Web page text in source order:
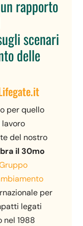
rapporto
scenari
delle
per quello
del nostro
il 30mo
per
legati
nel 1988